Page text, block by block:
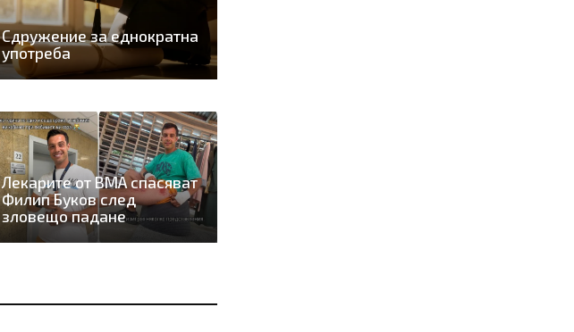
Сдружение за еднократна
употреба
Лекарите от ВМА спасяват
Филип Буков след
зловещо падане